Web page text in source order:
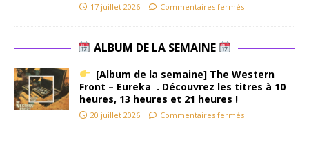
17 juillet 2026 Commentaires fermés
ALBUM DE LA SEMAINE
[Album de la semaine] The Western
Front – Eureka . Découvrez les titres à 10
heures, 13 heures et 21 heures !
20 juillet 2026 Commentaires fermés